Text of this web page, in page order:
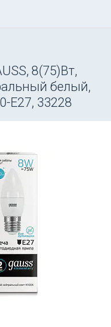
8(75)Вт,
белый,
E27, 33228